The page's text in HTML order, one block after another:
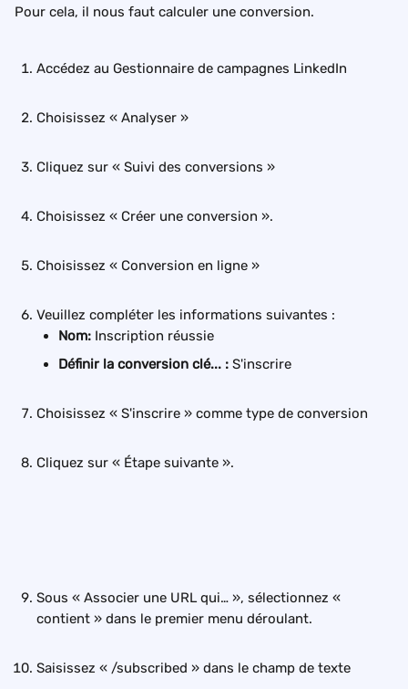
Pour cela, il nous faut calculer une conversion.
Accédez au Gestionnaire de campagnes LinkedIn
Choisissez « Analyser »
Cliquez sur « Suivi des conversions »
Choisissez « Créer une conversion ».
Choisissez « Conversion en ligne »
Veuillez compléter les informations suivantes :
Nom: Inscription réussie
Définir la conversion clé... : S'inscrire
Choisissez « S'inscrire » comme type de conversion
Cliquez sur « Étape suivante ».
Sous « Associer une URL qui… », sélectionnez «
contient » dans le premier menu déroulant.
Saisissez « /subscribed » dans le champ de texte